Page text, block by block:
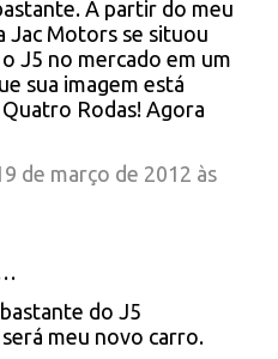
A partir do meu
Jac Motors se situou
J5 no mercado em um
sua imagem está
Rodas! Agora
de março de 2012 às
do J5
meu novo carro.